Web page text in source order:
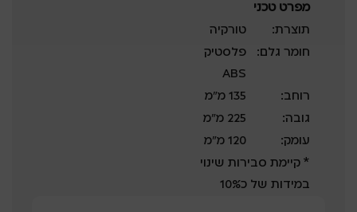
מפרט טכני
תוצרת:
טורקיה
חומר גלם:
פלסטיק
ABS
רוחב:
135 מ”מ
גובה:
225 מ”מ
עומק:
120 מ”מ
* קיימת סבירות שינוי
במידות של כ10%